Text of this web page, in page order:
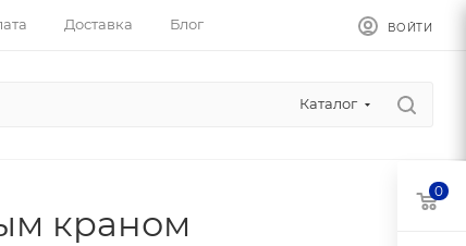
Доставка Блог ВОЙТИ
Каталог
краном
0